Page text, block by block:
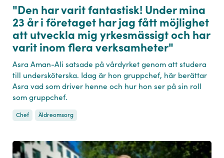
"Den har varit fantastisk! Under mina
23 år i företaget har jag fått möjlighet
att utveckla mig yrkesmässigt och har
varit inom flera verksamheter"
Asra Aman-Ali satsade på vårdyrket genom att studera
till undersköterska. Idag är hon gruppchef, här berättar
Asra vad som driver henne och hur hon ser på sin roll
som gruppchef.
Chef Äldreomsorg